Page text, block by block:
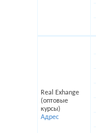
Real Exhange
(оптовые
курсы)
Адрес